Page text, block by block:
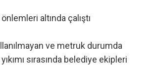
altında çalıştı
ve metruk durumda
sırasında belediye ekipleri